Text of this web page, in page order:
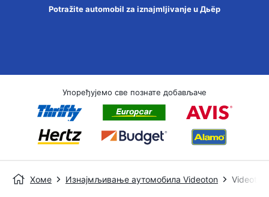
Potražite automobil za iznajmljivanje u Дьёр
Упоређујемо све познате добављаче
Хоме Изнајмљивање аутомобила Videoton Videoton